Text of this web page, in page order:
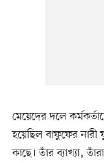
মেয়েদের দলে
হয়েছিল বাফুফের
কাছে। তাঁর ব্যাখ্যা,